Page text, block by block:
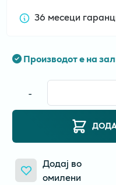
36 месеци
Производот е на
-
Додај во
омилени